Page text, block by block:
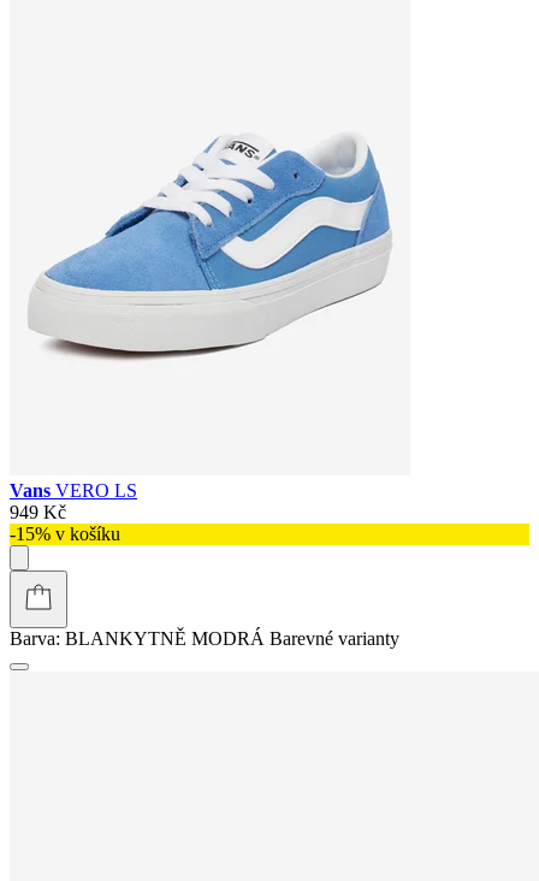
Vans VERO LS
949 Kč
-15% v košíku
Barva: BLANKYTNĚ MODRÁ Barevné varianty